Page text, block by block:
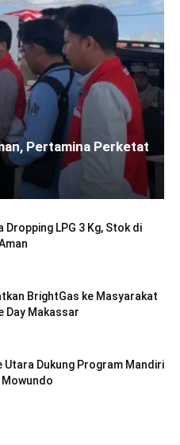
Pertamina Perketat
Dropping LPG 3 Kg, Stok di
BrightGas ke Masyarakat
Day Makassar
Utara Dukung Program Mandiri
Mowundo